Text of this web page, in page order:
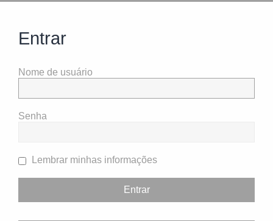
Entrar
Nome de usuário
Senha
Lembrar minhas informações